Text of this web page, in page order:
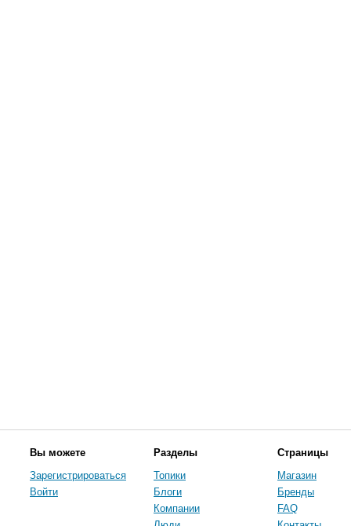
Вы можете
Зарегистрироваться
Войти
Разделы
Топики
Блоги
Компании
Страницы
Магазин
Бренды
FAQ